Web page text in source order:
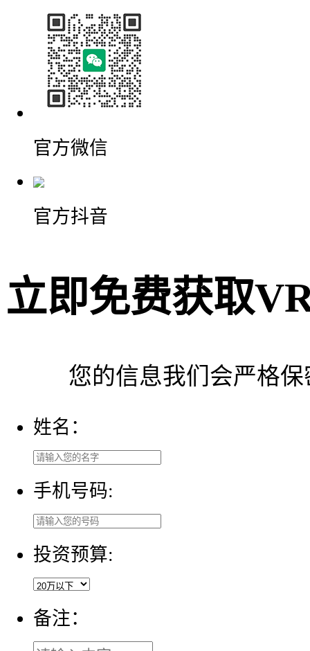
官方微信
官方抖音
立即免费获取
您的信息我们会严格
姓名：
手机号码:
投资预算:
备注：